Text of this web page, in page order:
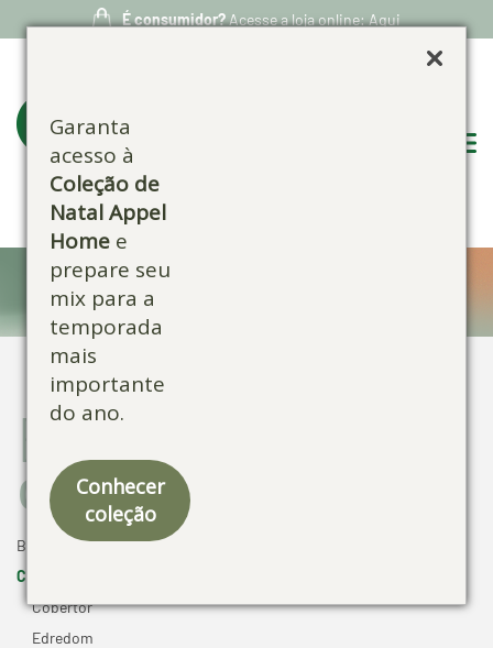
Garanta
acesso à
Coleção de
Natal Appel
Home e
prepare seu
mix para a
temporada
mais
importante
do ano.
Conhecer
coleção
É consumidor?Acesse a loja online: Aqui
Confira nossos produtos:
Escolha por
categoria:
Banho +
Cama -
Cobertor
Edredom